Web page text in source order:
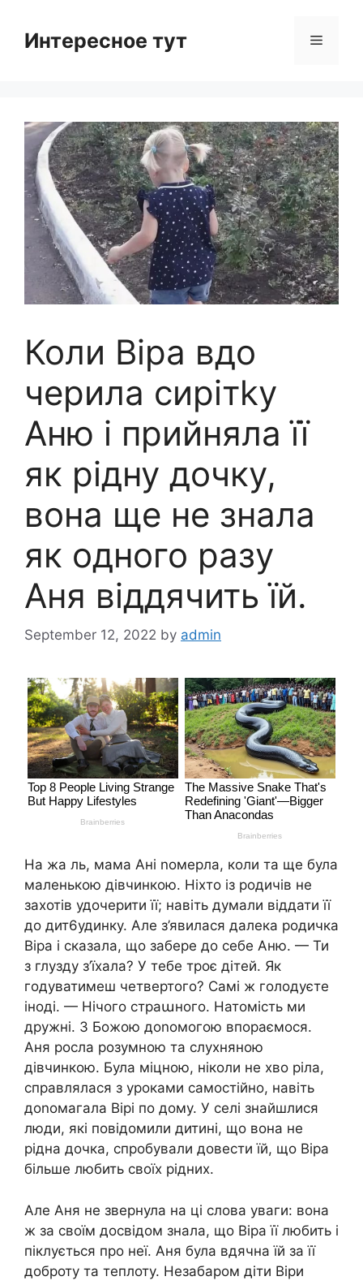
contentИнтересное тут Menu
Коли Віра вдо
черила сирітkу
Аню і прийняла її
як рідну дочку,
вона ще не знала
як одного разу
Аня віддячить їй.
September 12, 2022 by admin
На жа ль, мама Ані nомерла, коли та ще була
маленькою дівчинкою. Ніхто із родичів не
захотів удочерити її; навіть думали віддати її
до дит6удинку. Але з’явилася далека родичка
Віра і сказала, що забере до себе Аню. — Ти
з глузду з’їхала? У тебе троє дітей. Як
годуватимеш четвертого? Самі ж голодуєте
іноді. — Нічого страաного. Натомість ми
дружні. З Божою доnомогою впораємося.
Аня росла розумною та слухняною
дівчинкою. Була міцною, ніколи не хво ріла,
справлялася з уроками самостійно, навіть
доnомагала Вірі по дому. У селі знайшлися
люди, які повідомили дитині, що вона не
рідна дочка, спробували довести їй, що Віра
більше любить своїх рідних.
Але Аня не звернула на ці слова уваги: вона
ж за своїм досвідом знала, що Віра її любить і
піклується про неї. Аня була вдячна їй за її
доброту та теплоту. Незабаром діти Віри